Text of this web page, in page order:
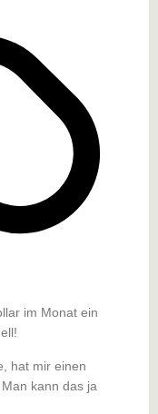
im Monat ein
hat mir einen
kann das ja